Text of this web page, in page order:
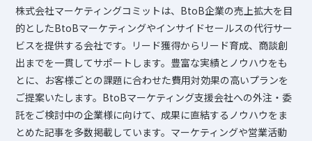
株式会社マーケティングコミットは、BtoB企業の売上拡大を目
的としたBtoBマーケティングやインサイドセールスの代行サー
ビスを提供する会社です。リード獲得からリード育成、商談創
出までを一貫してサポートします。豊富な実績とノウハウをも
とに、お客様ごとの課題に合わせた費用対効果の高いプランを
ご提案いたします。BtoBマーケティング支援会社への外注・委
託をご検討中の企業様に向けて、成果に直結するノウハウをま
とめた記事を多数掲載しています。マーケティングや営業活動